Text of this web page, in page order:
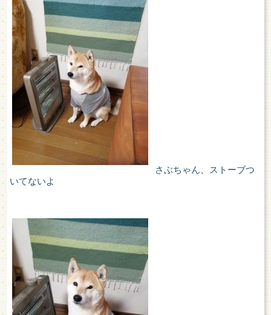
さぶちゃん、ストーブつ
いてないよ